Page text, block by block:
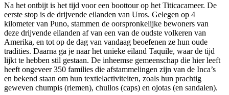
Na het ontbijt is het tijd voor een boottour op het Titicacameer. De
eerste stop is de drijvende eilanden van Uros. Gelegen op 4
kilometer van Puno, stammen de oorspronkelijke bewoners van
deze drijvende eilanden af van een van de oudste volkeren van
Amerika, en tot op de dag van vandaag beoefenen ze hun oude
tradities. Daarna ga je naar het unieke eiland Taquile, waar de tijd
lijkt te hebben stil gestaan. De inheemse gemeenschap die hier leeft
heeft ongeveer 350 families die afstammelingen zijn van de Inca’s
en bekend staan ​​om hun textielactiviteiten, zoals hun prachtig
geweven chumpis (riemen), chullos (caps) en ojotas (en sandalen).